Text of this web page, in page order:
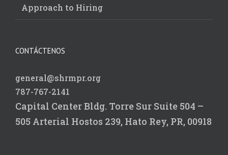
Approach to Hiring
CONTÁCTENOS
general@shrmpr.org
787-767-2141
Capital Center Bldg. Torre Sur Suite 504 –
505 Arterial Hostos 239, Hato Rey, PR, 00918